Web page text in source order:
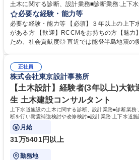
土木に関する診断、設計業務■診断業務:上下
断を行い耐震補強検討や改修検討■設計業務:
築.耐震補強等の図面や仕様書作成.各種計算.積算等 【キャリアイ
◆入社～3年目：OJT形式で基礎知識を習得。
します。◆4～7年目：技術士の資格取得にチ
ーするため、安心して業務に取り組めます。
るため、社内体制強化の募集です。 募集職種 【上下水道／土木設計】経
験者（3年以上）大歓迎／年休124日／福利
必要な経験・能力等
必要な経験・能力等 【必須】３年以上の上下
がある方 【歓迎】RCCMをお持ちの方【魅力
ため、社会貢献度◎ 直近では能登半島地震の
計画段階から提案を行い、お客様の課題解決
全体に貢献できます。 ■育成に自信有り！3年
修制度など、育成するカルチャーが根付いています。 学歴・
大学院 大学 高専 語学力： 資格：
正社員
株式会社東京設計事務所
【土木設計】経験者(3年以上)大
生 土木建設コンサルタント
上下水道施設の土木に関する診断、設計業務■診断業
断を行い耐震補強検討や改修検討■設計業務:上下水道
図面や仕様書作成.各種計算.積算等
月給
31万5401円以上
勤務地